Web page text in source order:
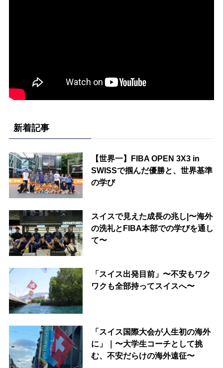
新着記事
【世界一】FIBA OPEN 3X3 in
SWISSで掴んだ優勝と、世界基準
の学び
スイスで見えた成長の兆し|〜海外
の洗礼とFIBA本部での学びを通し
て〜
「スイス出発目前」〜不安もワク
ワクも全部持ってスイスへ〜
「スイス国際大会が人生初の海外
に」｜〜大学生コーチとして挑
む、不安だらけの海外遠征〜